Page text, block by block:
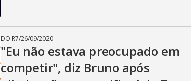
DO R7/26/09/2020
"Eu não estava preocupado em
competir", diz Bruno após